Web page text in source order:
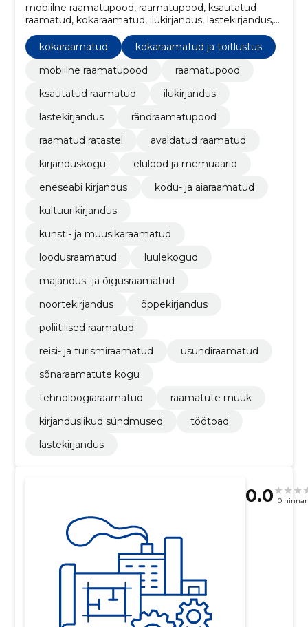
mobiilne raamatupood, raamatupood, ksautatud
raamatud, kokaraamatud, ilukirjandus, lastekirjandus,
raamatud, kirjanduskogu
kokaraamatud
kokaraamatud ja toitlustus
mobiilne raamatupood
raamatupood
ksautatud raamatud
ilukirjandus
lastekirjandus
rändraamatupood
raamatud ratastel
avaldatud raamatud
kirjanduskogu
elulood ja memuaarid
eneseabi kirjandus
kodu- ja aiaraamatud
kultuurikirjandus
kunsti- ja muusikaraamatud
loodusraamatud
luulekogud
majandus- ja õigusraamatud
noortekirjandus
õppekirjandus
poliitilised raamatud
reisi- ja turismiraamatud
usundiraamatud
sõnaraamatute kogu
tehnoloogiaraamatud
raamatute müük
kirjanduslikud sündmused
töötoad
lastekirjandus
0.0 0